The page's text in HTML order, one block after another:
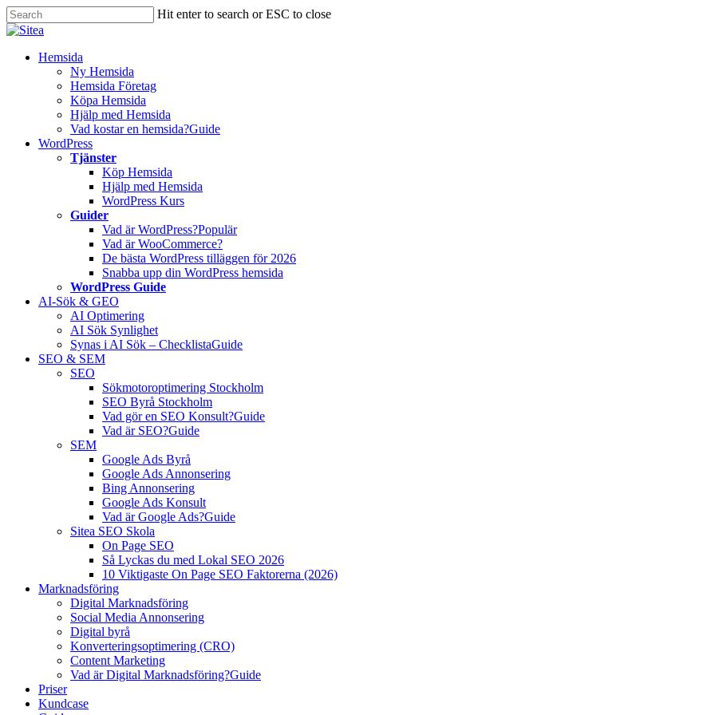
Skip
to
content
Hit enter to search or ESC to close
Close
InnehållHemsida
Ny Hemsida
Hemsida Företag
Köpa Hemsida
Hjälp med Hemsida
Vad kostar en hemsida?Guide
WordPress
Tjänster
Köp Hemsida
Hjälp med Hemsida
WordPress Kurs
Guider
Vad är WordPress?Populär
Vad är WooCommerce?
De bästa WordPress tilläggen för 2026
Snabba upp din WordPress hemsida
WordPress Guide
AI-Sök & GEO
AI Optimering
AI Sök Synlighet
Synas i AI Sök – ChecklistaGuide
SEO & SEM
SEO
Sökmotoroptimering Stockholm
SEO Byrå Stockholm
Vad gör en SEO Konsult?Guide
Vad är SEO?Guide
SEM
Google Ads Byrå
Google Ads Annonsering
Bing Annonsering
Google Ads Konsult
Vad är Google Ads?Guide
Sitea SEO Skola
On Page SEO
Så Lyckas du med Lokal SEO 2026
10 Viktigaste On Page SEO Faktorerna (2026)
Marknadsföring
Digital Marknadsföring
Social Media Annonsering
Digital byrå
Konverteringsoptimering (CRO)
Content Marketing
Vad är Digital Marknadsföring?Guide
Priser
Kundcase